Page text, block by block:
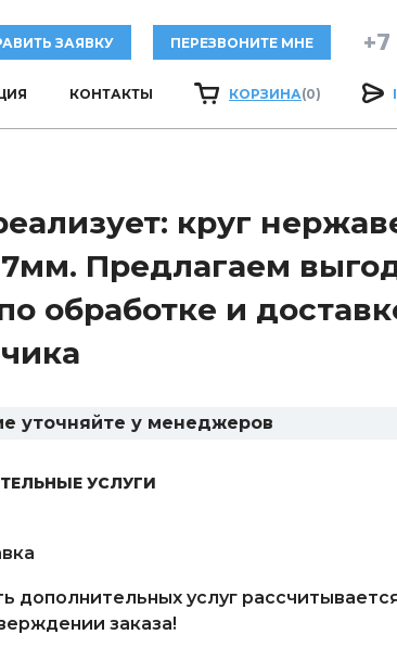
ЗАЯВКУ ПЕРЕЗВОНИТЕ МНЕ +7
КОНТАКТЫ КОРЗИНА(0)
круг
Предлагаем
обработке и
уточняйте у менеджеров
УСЛУГИ
дополнительных услуг
заказа!